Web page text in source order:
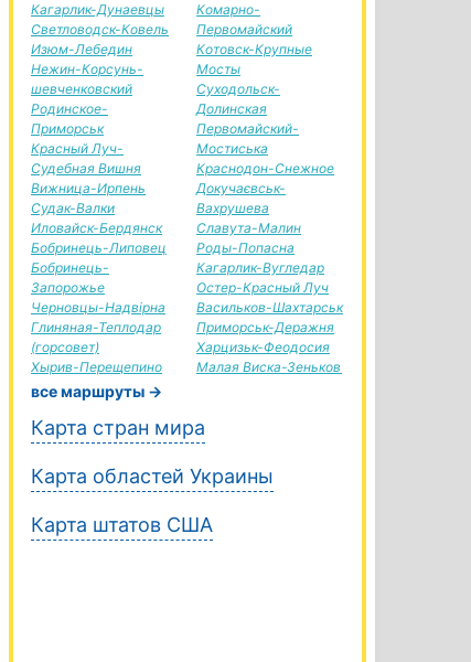
Кагарлик-Дунаевцы
Светловодск-Ковель
Изюм-Лебедин
Нежин-Корсунь-
шевченковский
Родинское-
Приморськ
Красный Луч-
Судебная Вишня
Вижница-Ирпень
Судак-Валки
Иловайск-Бердянск
Бобринець-Липовец
Бобринець-
Запорожье
Черновцы-Надвірна
Глиняная-Теплодар
(горсовет)
Хырив-Перещепино
Комарно-
Первомайский
Котовск-Крупные
Мосты
Суходольск-
Долинская
Первомайский-
Мостиська
Краснодон-Снежное
Докучаєвськ-
Вахрушева
Славута-Малин
Роды-Попасна
Кагарлик-Вугледар
Остер-Красный Луч
Васильков-Шахтарськ
Приморськ-Деражня
Харцизьк-Феодосия
Малая Виска-Зеньков
все маршруты →
Карта стран мира
Карта областей Украины
Карта штатов США